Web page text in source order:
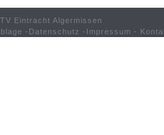
Eintracht Algermissen
- Datenschutz - Impressum -